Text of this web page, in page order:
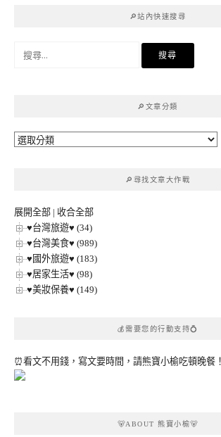
🔎站內快速搜尋
🔎文章分類
🔎
🔎尋找文章大作戰
展開全部 | 收合全部
♥台灣旅遊♥ (34)
♥台灣美食♥ (989)
♥國外旅遊♥ (183)
♥居家生活♥ (98)
♥美妝保養♥ (149)
💰需要您的行動支持💍
⏰看文不用錢，寫文要時間，請熊寶小榆吃頓晚餐！
🐻ABOUT 熊寶小榆🐻